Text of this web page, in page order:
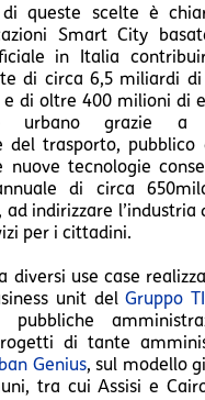
queste scelte è
Smart City
in Italia
di circa 6,5 miliardi
di oltre 400 milioni di
urbano grazie
del trasporto,
nuove tecnologie
di circa
ad indirizzare
per i cittadini.
diversi use case
unit delGruppo
di tante
Genius, sul modello
tra cui Assisi e